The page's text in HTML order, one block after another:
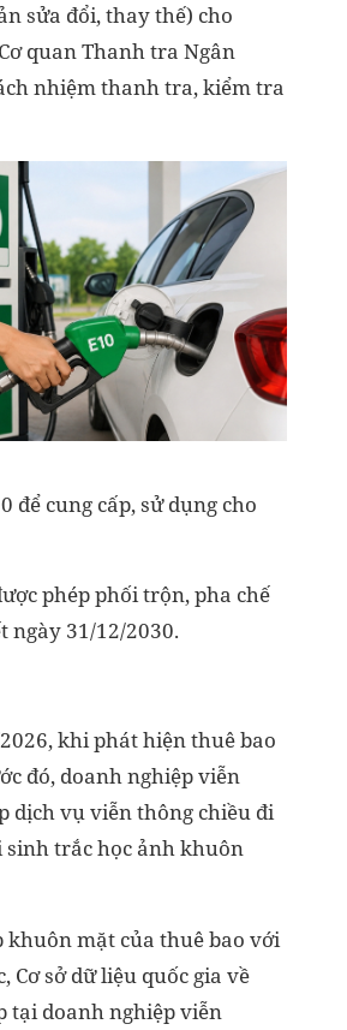
sửa đổi, thay thế) cho
quan Thanh tra Ngân
nhiệm thanh tra, kiểm tra
cung cấp, sử dụng cho
phép phối trộn, pha chế
ngày 31/12/2030.
khi phát hiện thuê bao
đó, doanh nghiệp viễn
dịch vụ viễn thông chiều đi
sinh trắc học ảnh khuôn
khuôn mặt của thuê bao với
Cơ sở dữ liệu quốc gia về
tại doanh nghiệp viễn